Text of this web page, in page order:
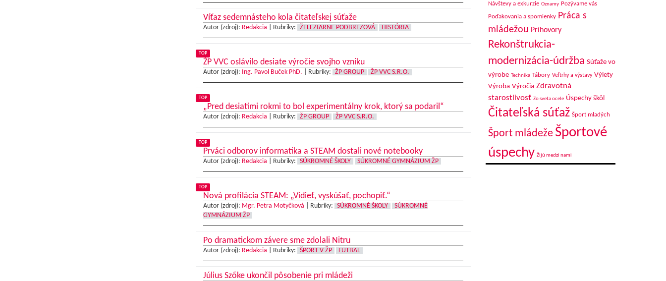
Víťaz sedemnásteho kola čitateľskej súťaže
Autor (zdroj): Redakcia Rubriky: ŽELEZIARNE PODBREZOVÁ HISTÓRIA
TOP
ŽP VVC oslávilo desiate výročie svojho vzniku
Autor (zdroj): Ing. Pavol Buček PhD. Rubriky: ŽP GROUP ŽP VVC S.R.O.
TOP
„Pred desiatimi rokmi to bol experimentálny krok, ktorý sa podaril“
Autor (zdroj): Redakcia Rubriky: ŽP GROUP ŽP VVC S.R.O.
TOP
Prváci odborov informatika a STEAM dostali nové notebooky
Autor (zdroj): Redakcia Rubriky: SÚKROMNÉ ŠKOLY SÚKROMNÉ GYMNÁZIUM ŽP
TOP
Nová profilácia STEAM: „Vidieť, vyskúšať, pochopiť.“
Autor (zdroj): Mgr. Petra Motyčková Rubriky: SÚKROMNÉ ŠKOLY
SÚKROMNÉ
GYMNÁZIUM ŽP
Po dramatickom závere sme zdolali Nitru
Autor (zdroj): Redakcia Rubriky: ŠPORT V ŽP FUTBAL
Július Szőke ukončil pôsobenie pri mládeži
Návštevy a exkurzie Oznamy Pozývame vás
Poďakovania a spomienky Práca s
mládežou Príhovory
Rekonštrukcia-
modernizácia-údržba Súťaže vo
výrobe Technika Tábory Veľtrhy a výstavy Výlety
Výroba Výročia Zdravotná
starostlivosť Zo sveta ocele Úspechy škôl
Čitateľská súťaž Šport mladých
Šport mládeže Športové
úspechy Žijú medzi nami